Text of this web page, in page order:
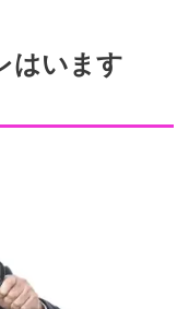
はいます